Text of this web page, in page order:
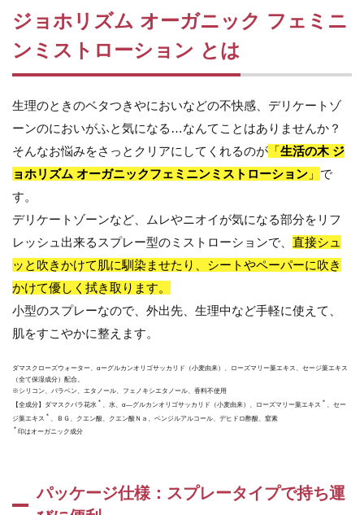
2.3
り：
ズの
香
り。
2.4
おす
ント
3
あわ
せて
使い
た
い！
おす
商品
3.1
デリ
ケー
めの
ブル
ジョホリズム オーガニック フェミニ
ンミストローション とは
生理のときのベタつきやにおいなどの不快感、デリケートゾ
ーンのにおいがふと気になる…なんてことはありませんか？
そんなお悩みをさっとクリアにしてくれるのが 「生活の木 ジ
ョホリズム オーガニックフェミニンミストローション 」 で
す。
デリケートゾーンなど、ムレやニオイが気になる部分をリフ
レッシュ出来るスプレー型のミストローションで、 直接シュ
ッと吹きかけて肌に馴染ませたり、シートやペーパーに吹き
かけて優しく拭き取ります。
小型のスプレーなので、外出先、生理中など手軽に使えて、
肌をすこやかに整えます。
ダマスクローズウォーター、αーグルカンオリゴサッカリド（小麦由来）、ローズマリー葉エキス、セージ葉エキス
（全て保湿成分）配合。
※シリコン、パラベン、エタノール、フェノキシエタノール、香料不使用
【全成分】ダマスクバラ花水 ＊ 、水、α―グルカンオリゴサッカリド（小麦由来）、ローズマリー葉エキス ＊
、セー
ジ葉エキス ＊ 、ＢＧ、クエン酸、クエン酸Ｎａ、ベンジルアルコール、デヒドロ酢酸、窒素
＊ 印はオーガニック成分
パッケージ仕様：スプレータイプで持ち運